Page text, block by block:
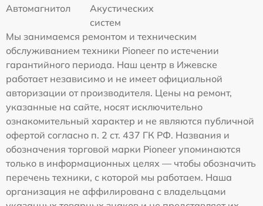
Автомагнитол
Акустических
систем
Мы занимаемся ремонтом и техническим
обслуживанием техники Pioneer по истечении
гарантийного периода. Наш центр в Ижевске
работает независимо и не имеет официальной
авторизации от производителя. Цены на ремонт,
указанные на сайте, носят исключительно
ознакомительный характер и не являются публичной
офертой согласно п. 2 ст. 437 ГК РФ. Названия и
обозначения торговой марки Pioneer упоминаются
только в информационных целях — чтобы обозначить
перечень техники, с которой мы работаем. Наша
организация не аффилирована с владельцами